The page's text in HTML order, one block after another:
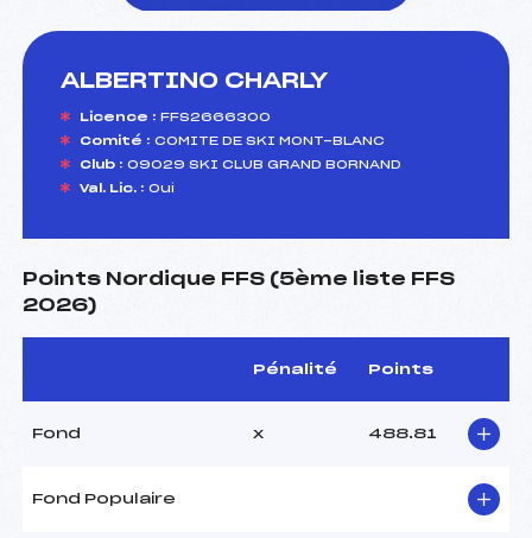
ALBERTINO CHARLY
Licence : FFS2666300
Comité : COMITE DE SKI MONT-BLANC
Club : 09029 SKI CLUB GRAND BORNAND
Val. Lic. : Oui
Points Nordique FFS (5ème liste FFS
2026)
Pénalité Points
Fond x 488.81
Fond Populaire